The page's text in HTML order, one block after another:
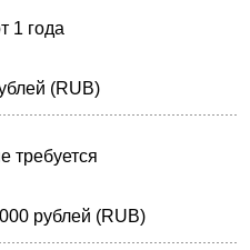
1 года
(RUB)
требуется
рублей (RUB)